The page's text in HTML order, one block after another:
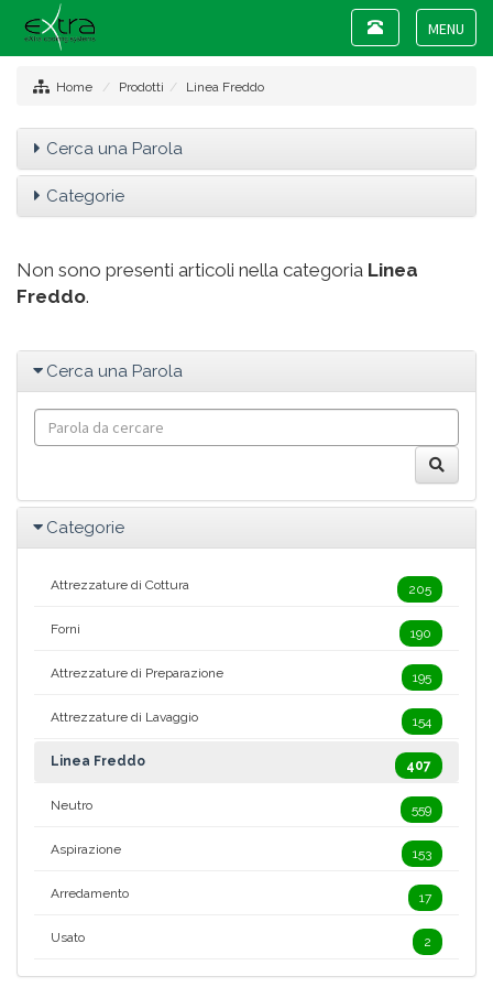
Toggle
Toggle
navigation
Home Prodotti Linea Freddo
Cerca una Parola
Categorie
Non sono presenti articoli nella categoria Linea
Freddo.
Cerca una Parola
Categorie
Attrezzature di Cottura 205
Forni 190
Attrezzature di Preparazione 195
Attrezzature di Lavaggio 154
Linea Freddo 407
Neutro 559
Aspirazione 153
Arredamento 17
Usato 2